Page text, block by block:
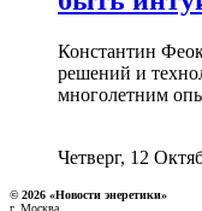
Константин
решений и
многолетним
Четверг, 12
© 2026 «Новости энеретики»
г. Москва